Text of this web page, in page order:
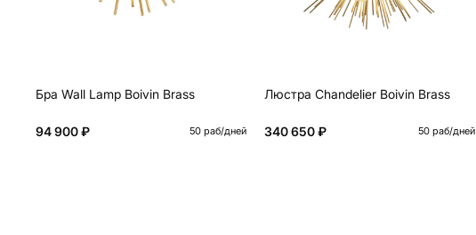
Бра Wall Lamp Boivin Brass
94 900 ₽ 50 раб/дней
Люстра Chandelier Boivin Brass
340 650 ₽ 50 раб/дней